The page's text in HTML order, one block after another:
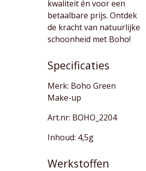
kwaliteit én voor een
betaalbare prijs. Ontdek
de kracht van natuurlijke
schoonheid met Boho!
Specificaties
Merk: Boho Green
Make-up
Art.nr: BOHO_2204
Inhoud: 4,5g
Werkstoffen